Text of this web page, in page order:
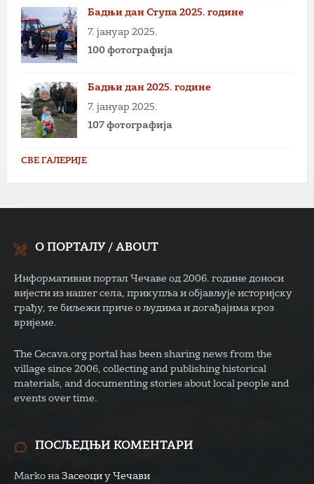
Бадњи дан Ступа 2025. године
7. јануар 2025.
100 фотографија
Бадњи дан 2025. године
7. јануар 2025.
107 фотографија
СВЕ ГАЛЕРИЈЕ
О ПОРТАЛУ / ABOUT
Информативни портал Чечаве од 2006. године доноси
вијести из нашег села, прикупља и објављује историјску
грађу, те биљежи приче о људима и догађајима кроз
вријеме.
The Cecava.org portal has been sharing news from the
village since 2006, collecting and publishing historical
materials, and documenting stories about local people and
events over time.
ПОСЉЕДЊИ КОМЕНТАРИ
Marko на Засеоци у Чечави